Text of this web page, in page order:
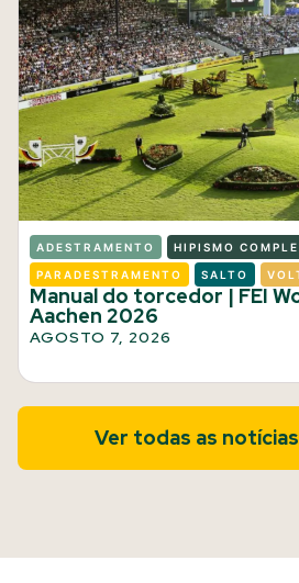
ADESTRAMENTO HIPISMO
PARADESTRAMENTO SALTO
Manual do torcedor | FEI
Aachen 2026
AGOSTO 7, 2026
Ver todas as notícias